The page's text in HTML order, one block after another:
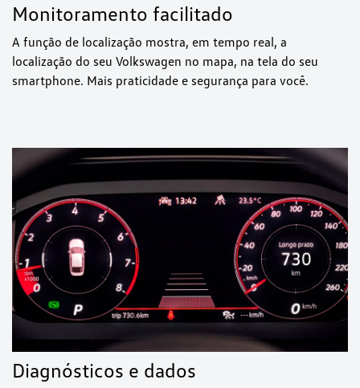
Monitoramento facilitado
A função de localização mostra, em tempo real, a
localização do seu Volkswagen no mapa, na tela do seu
smartphone. Mais praticidade e segurança para você.
Diagnósticos e dados